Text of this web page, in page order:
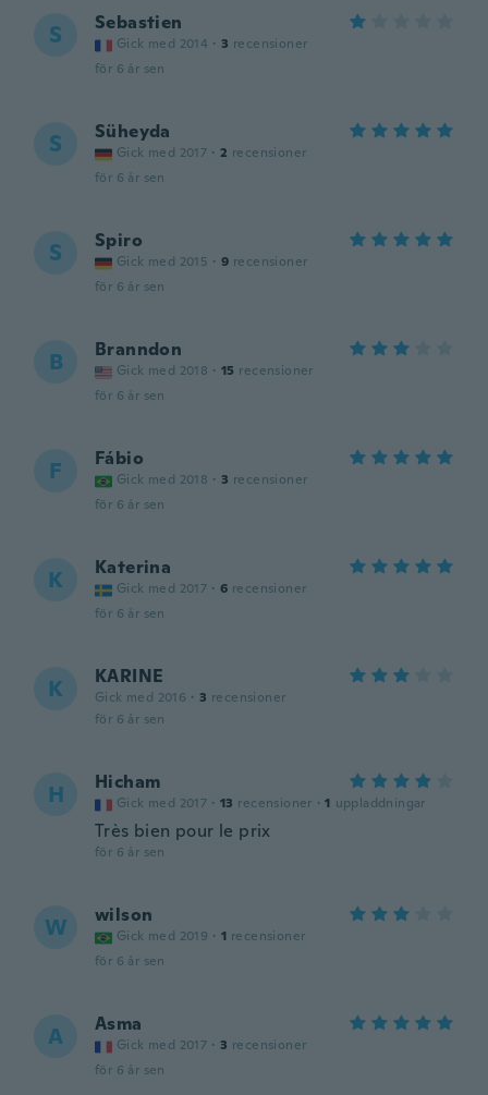
S Sebastien
Gick med 2014 · 3 recensioner
för 6 år sen
S Süheyda
Gick med 2017 · 2 recensioner
för 6 år sen
S Spiro
Gick med 2015 · 9 recensioner
för 6 år sen
B Branndon
Gick med 2018 · 15 recensioner
för 6 år sen
F Fábio
Gick med 2018 · 3 recensioner
för 6 år sen
K Katerina
Gick med 2017 · 6 recensioner
för 6 år sen
K KARINE
Gick med 2016 · 3 recensioner
för 6 år sen
H Hicham
Gick med 2017 · 13 recensioner · 1 uppladdningar
Très bien pour le prix
för 6 år sen
W wilson
Gick med 2019 · 1 recensioner
för 6 år sen
A Asma
Gick med 2017 · 3 recensioner
för 6 år sen